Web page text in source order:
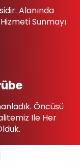
Öncüsü
Ile Her
Alanında
Sunmayı